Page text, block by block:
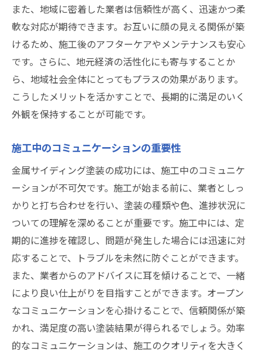
また、地域に密着した業者は信頼性が高く、迅速かつ柔
軟な対応が期待できます。お互いに顔の見える関係が築
けるため、施工後のアフターケアやメンテナンスも安心
です。さらに、地元経済の活性化にも寄与することか
ら、地域社会全体にとってもプラスの効果があります。
こうしたメリットを活かすことで、長期的に満足のいく
外観を保持することが可能です。
施工中のコミュニケーションの重要性
金属サイディング塗装の成功には、施工中のコミュニケ
ーションが不可欠です。施工が始まる前に、業者としっ
かりと打ち合わせを行い、塗装の種類や色、進捗状況に
ついての理解を深めることが重要です。施工中には、定
期的に進捗を確認し、問題が発生した場合には迅速に対
応することで、トラブルを未然に防ぐことができます。
また、業者からのアドバイスに耳を傾けることで、一緒
により良い仕上がりを目指すことができます。オープン
なコミュニケーションを心掛けることで、信頼関係が築
かれ、満足度の高い塗装結果が得られるでしょう。効率
的なコミュニケーションは、施工のクオリティを大きく